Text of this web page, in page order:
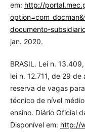
em: http://
documento-
jan. 2020.
BRASIL. Lei n.
lei n. 12.711, de 29
reserva de vagas
técnico de nível
ensino. Diário Oficial
Disponível em: http://